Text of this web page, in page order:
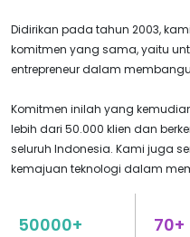
Didirikan pada tahun 2003,
komitmen yang sama, yaitu
entrepreneur dalam
Komitmen inilah yang
lebih dari 50.000 klien dan
seluruh Indonesia. Kami juga
kemajuan teknologi dalam
50000+
70+